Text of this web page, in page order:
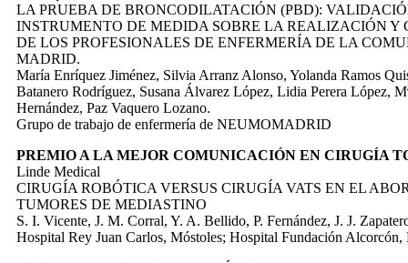
LA PRUEBA DE BRONCODILATACIÓN (PBD):
INSTRUMENTO DE MEDIDA SOBRE LA REALIZACIÓN Y
DE LOS PROFESIONALES DE ENFERMERÍA DE LA
MADRID.
María Enríquez Jiménez, Silvia Arranz Alonso, Yolanda Ramos
Batanero Rodríguez, Susana Álvarez López, Lidia Perera López,
Hernández, Paz Vaquero Lozano.
Grupo de trabajo de enfermería de NEUMOMADRID
PREMIO A LA MEJOR COMUNICACIÓN EN CIRUGÍA
Linde Medical
CIRUGÍA ROBÓTICA VERSUS CIRUGÍA VATS EN EL
TUMORES DE MEDIASTINO
S. I. Vicente, J. M. Corral, Y. A. Bellido, P. Fernández, J. J.
Hospital Rey Juan Carlos, Móstoles; Hospital Fundación Alcorcón,